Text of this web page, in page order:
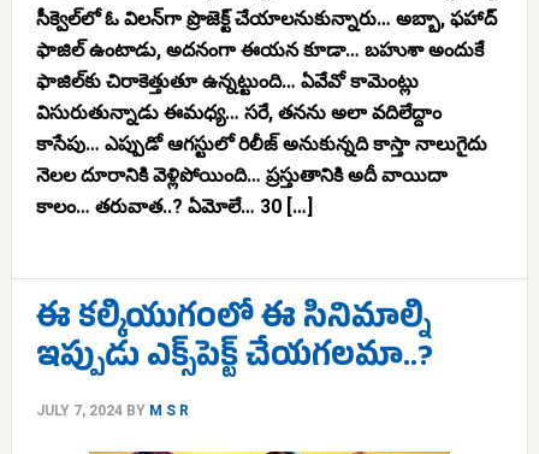
సీక్వెల్‌లో ఓ విలన్‌గా ప్రొజెక్ట్ చేయాలనుకున్నారు… అబ్బా, ఫహాద్
ఫాజిల్ ఉంటాడు, అదనంగా ఈయన కూడా… బహుశా అందుకే
ఫాజిల్‌కు చిరాకెత్తుతూ ఉన్నట్టుంది… ఏవేవో కామెంట్లు
విసురుతున్నాడు ఈమధ్య… సరే, తనను అలా వదిలేద్దాం
కాసేపు… ఎప్పుడో ఆగస్టులో రిలీజ్ అనుకున్నది కాస్తా నాలుగైదు
నెలల దూరానికి వెళ్లిపోయింది… ప్రస్తుతానికి అదీ వాయిదా
కాలం… తరువాత..? ఏమోలే… 30 […]
ఈ కల్కియుగంలో ఈ సినిమాల్ని
ఇప్పుడు ఎక్స్‌పెక్ట్ చేయగలమా..?
JULY 7, 2024BY M S R